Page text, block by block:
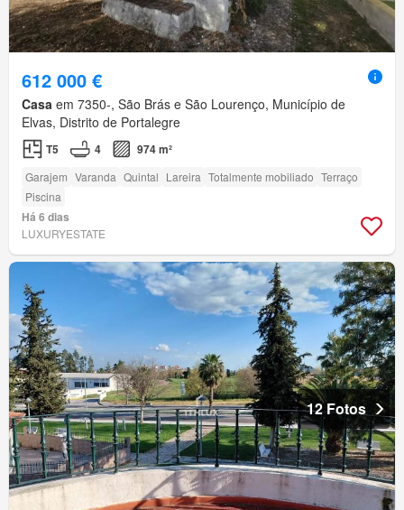
612 000 €
Casa em 7350-, São Brás e São Lourenço, Município de
Elvas, Distrito de Portalegre
T5 4 974 m²
Garajem Varanda Quintal Lareira Totalmente mobiliado Terraço
Piscina
Há 6 dias
LUXURYESTATE
12 Fotos